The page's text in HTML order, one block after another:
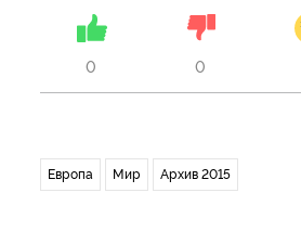
0 0
Европа Мир Архив 2015